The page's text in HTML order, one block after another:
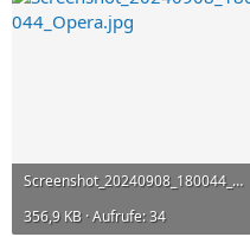
Screenshot_20240908_180044_Opera.jpg
356,9 KB · Aufrufe: 34